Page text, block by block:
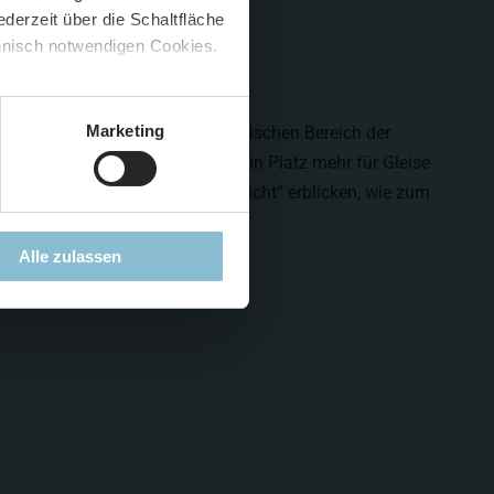
über die Schaltfläche
notwendigen Cookies.
Marketing
Alle zulassen
wird vorwiegend im unterirdischen Bereich der
Bereich nahezu kein Platz mehr für Gleise
werden die Züge das „Tageslicht“ erblicken, wie zum